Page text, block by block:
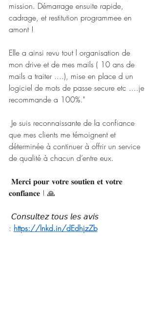
mission. Démarrage ensuite rapide,
cadrage, et restitution programmee en
amont !
Elle a ainsi revu tout l organisation de
mon drive et de mes mails ( 10 ans de
mails a traiter ....), mise en place d un
logiciel de mots de passe secure etc ....je
recommande a 100%."
Je suis reconnaissante de la confiance
que mes clients me témoignent et
déterminée à continuer à offrir un service
de qualité à chacun d’entre eux.
𝐌𝐞𝐫𝐜𝐢 𝐩𝐨𝐮𝐫 𝐯𝐨𝐭𝐫𝐞 𝐬𝐨𝐮𝐭𝐢𝐞𝐧 𝐞𝐭 𝐯𝐨𝐭𝐫𝐞
𝐜𝐨𝐧𝐟𝐢𝐚𝐧𝐜𝐞 ! 🙏
𝘊𝘰𝘯𝘴𝘶𝘭𝘵𝘦𝘻 𝘵𝘰𝘶𝘴 𝘭𝘦𝘴 𝘢𝘷𝘪𝘴
: https://lnkd.in/dEdhjzZb